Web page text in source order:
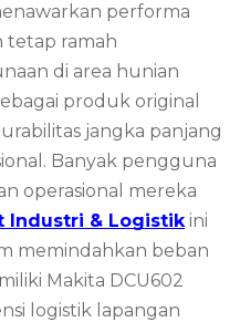
performa
tetap ramah
di area hunian
produk original
jangka panjang
Banyak pengguna
operasional mereka
Industri & Logistik ini
memindahkan beban
Makita DCU602
logistik lapangan